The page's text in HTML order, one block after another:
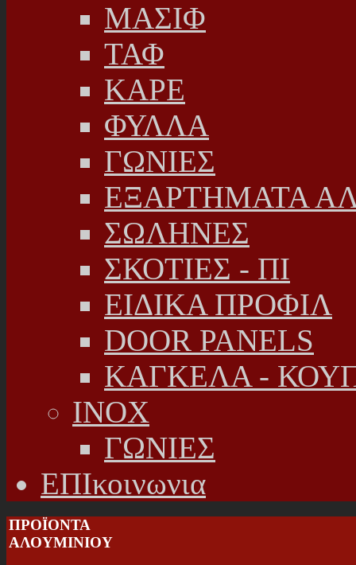
ΜΑΣΙΦ
ΤΑΦ
ΚΑΡΕ
ΦΥΛΛΑ
ΓΩΝΙΕΣ
ΕΞΑΡΤΗΜΑΤΑ
ΣΩΛΗΝΕΣ
ΣΚΟΤΙΕΣ - ΠΙ
ΕΙΔΙΚΑ ΠΡΟΦΙΛ
DOOR PANELS
ΚΑΓΚΕΛΑ -
INOX
ΓΩΝΙΕΣ
ΕΠΙκοινωνια
ΠΡΟΪΟΝΤΑ
ΑΛΟΥΜΙΝΙΟΥ